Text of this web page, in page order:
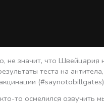
не значит, что Швейцария
теста на
то осмелился озвучить